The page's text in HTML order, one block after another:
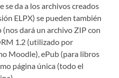
se da a los archivos creados
ELPX) se pueden también
dará un archivo ZIP con
1.2 (utilizado por
Moodle), ePub (para libros
página única (todo el